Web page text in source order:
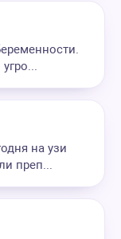
на узи
преп...